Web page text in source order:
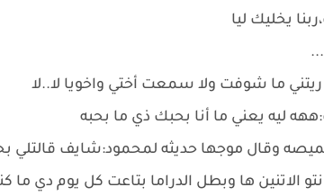
يخليك ليا
ريتني ما شوفت ولا سمعت أختي واخويا لا..لا
ليه يعني ما أنا بحبك ذي ما بحبه
وقال موجها حديثه لمحمود:شايف قالتلي
الاتنين ها وبطل الدراما بتاعت كل يوم دي